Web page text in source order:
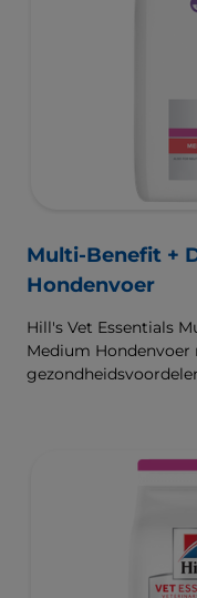
Multi-Benefit +
Hondenvoer
Hill's Vet Essentials
Medium
unieke
beste ondersteuning